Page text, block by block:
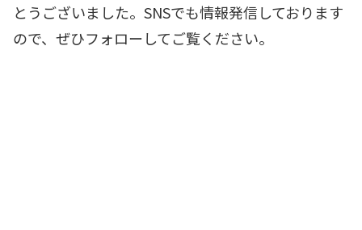
とうございました。SNSでも情報発信しております
ので、ぜひフォローしてご覧ください。